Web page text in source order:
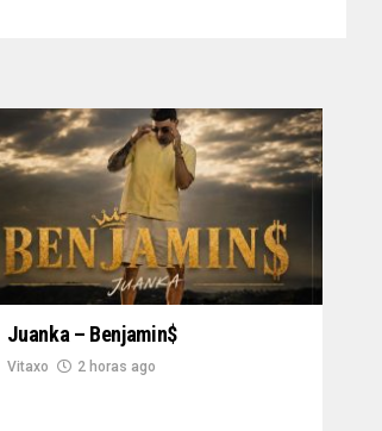
Juanka – Benjamin$
Vitaxo 2 horas ago